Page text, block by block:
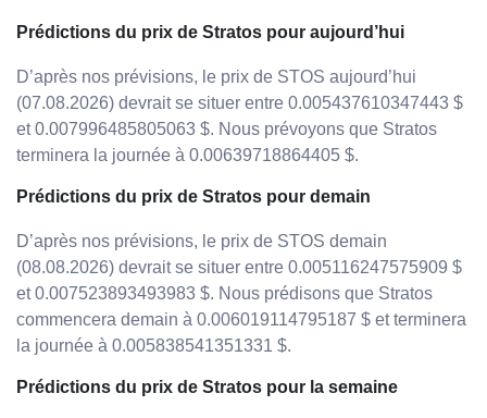
Prédictions du prix de Stratos pour aujourd’hui
D’après nos prévisions, le prix de STOS aujourd’hui
(07.08.2026) devrait se situer entre 0.005437610347443 $
et 0.007996485805063 $. Nous prévoyons que Stratos
terminera la journée à 0.00639718864405 $.
Prédictions du prix de Stratos pour demain
D’après nos prévisions, le prix de STOS demain
(08.08.2026) devrait se situer entre 0.005116247575909 $
et 0.007523893493983 $. Nous prédisons que Stratos
commencera demain à 0.006019114795187 $ et terminera
la journée à 0.005838541351331 $.
Prédictions du prix de Stratos pour la semaine